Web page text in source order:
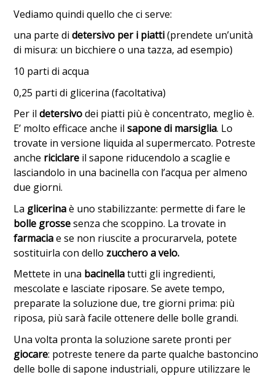
Vediamo quindi quello che ci serve:
una parte didetersivo per i piatti(prendete un’unità
di misura: un bicchiere o una tazza, ad esempio)
10 parti di acqua
0,25 parti di glicerina (facoltativa)
Per ildetersivodei piatti più è concentrato, meglio è.
E’ molto efficace anche ilsapone di marsiglia. Lo
trovate in versione liquida al supermercato. Potreste
anche riciclare il sapone riducendolo a scaglie e
lasciandolo in una bacinella con l’acqua per almeno
due giorni.
La glicerinaè uno stabilizzante: permette di fare le
bolle grossesenza che scoppino. La trovate in
farmaciae se non riuscite a procurarvela, potete
sostituirla con dello zucchero a velo.
Mettete in una bacinellatutti gli ingredienti,
mescolate e lasciate riposare. Se avete tempo,
preparate la soluzione due, tre giorni prima: più
riposa, più sarà facile ottenere delle bolle grandi.
Una volta pronta la soluzione sarete pronti per
giocare: potreste tenere da parte qualche bastoncino
delle bolle di sapone industriali, oppure utilizzare le